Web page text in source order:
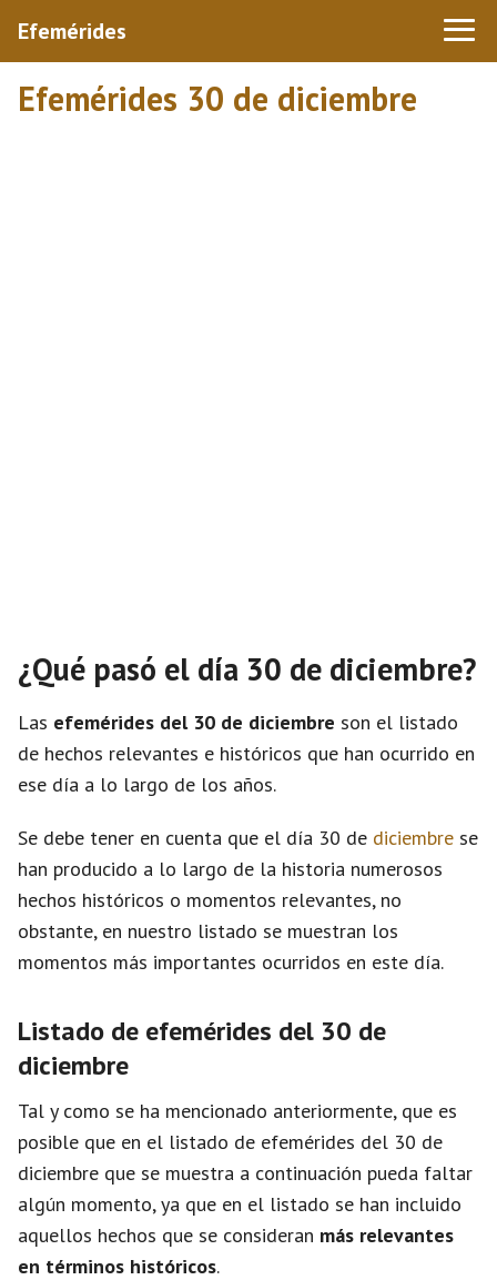
Efemérides
Efemérides 30 de diciembre
¿Qué pasó el día 30 de diciembre?
Las efemérides del 30 de diciembre son el listado
de hechos relevantes e históricos que han ocurrido en
ese día a lo largo de los años.
Se debe tener en cuenta que el día 30 de diciembre se
han producido a lo largo de la historia numerosos
hechos históricos o momentos relevantes, no
obstante, en nuestro listado se muestran los
momentos más importantes ocurridos en este día.
Listado de efemérides del 30 de
diciembre
Tal y como se ha mencionado anteriormente, que es
posible que en el listado de efemérides del 30 de
diciembre que se muestra a continuación pueda faltar
algún momento, ya que en el listado se han incluido
aquellos hechos que se consideran más relevantes
en términos históricos.